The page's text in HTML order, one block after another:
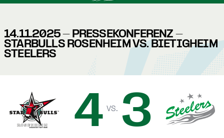
14.11.2025 - PRESSEKONFERENZ -
STARBULLS ROSENHEIM VS. BIETIGHEIM
STEELERS
4 vs. 3